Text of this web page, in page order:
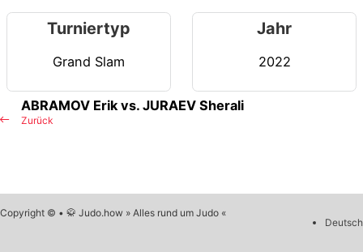
Turniertyp
Grand Slam
Jahr
2022
Zurück
ABRAMOV Erik vs. JURAEV Sherali
Copyright © • 🥋 Judo.how » Alles rund um Judo «
Deutsch